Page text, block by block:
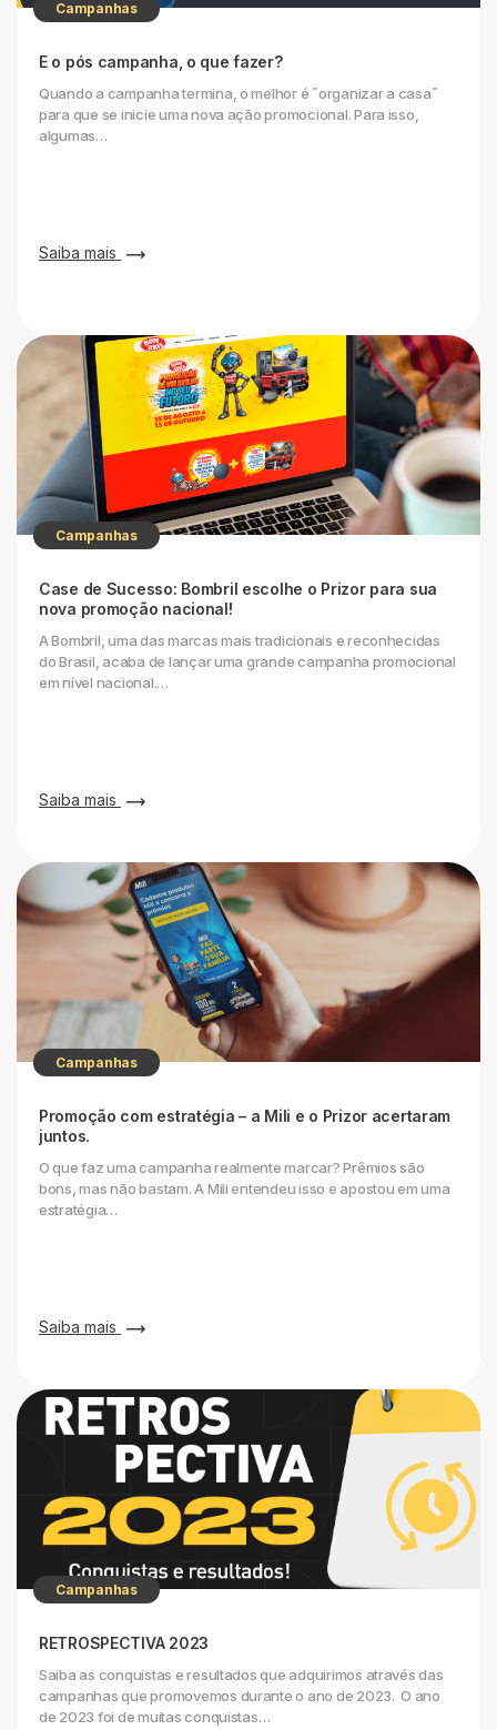
Campanhas
E o pós campanha, o que fazer?
Quando a campanha termina, o melhor é ˜organizar a casa˜
para que se inicie uma nova ação promocional. Para isso,
algumas…
Saiba mais
Campanhas
Case de Sucesso: Bombril escolhe o Prizor para sua
nova promoção nacional!
A Bombril, uma das marcas mais tradicionais e reconhecidas
do Brasil, acaba de lançar uma grande campanha promocional
em nível nacional.…
Saiba mais
Campanhas
Promoção com estratégia – a Mili e o Prizor acertaram
juntos.
O que faz uma campanha realmente marcar? Prêmios são
bons, mas não bastam. A Mili entendeu isso e apostou em uma
estratégia…
Saiba mais
Campanhas
RETROSPECTIVA 2023
Saiba as conquistas e resultados que adquirimos através das
campanhas que promovemos durante o ano de 2023. O ano
de 2023 foi de muitas conquistas…